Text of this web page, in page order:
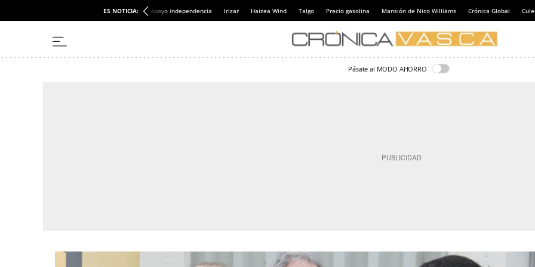
ES NOTICIA: Apoyo independencia Irizar Haizea Wind Talgo Precio gasolina Mansión de Nico Williams Crónica Global
Pásate al MODO AHORRO